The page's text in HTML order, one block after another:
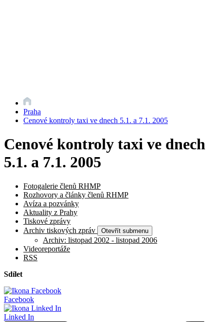
Praha
Cenové kontroly taxi ve dnech 5.1. a 7.1. 2005
Cenové kontroly taxi ve dnech
5.1. a 7.1. 2005
Fotogalerie členů RHMP
Rozhovory a články členů RHMP
Avíza a pozvánky
Aktuality z Prahy
Tiskové zprávy
Archiv tiskových zpráv
Otevřít submenu
Archiv: listopad 2002 - listopad 2006
Videoreportáže
RSS
Sdílet
Facebook
Linked In